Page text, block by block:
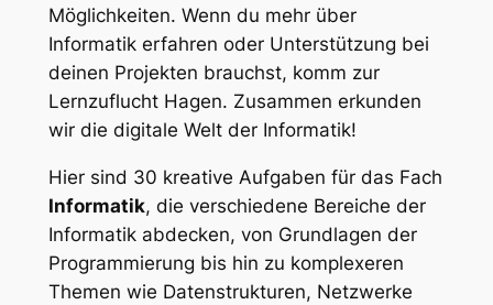
Möglichkeiten. Wenn du mehr über
Informatik erfahren oder Unterstützung bei
deinen Projekten brauchst, komm zur
Lernzuflucht Hagen. Zusammen erkunden
wir die digitale Welt der Informatik!
Hier sind 30 kreative Aufgaben für das Fach
Informatik, die verschiedene Bereiche der
Informatik abdecken, von Grundlagen der
Programmierung bis hin zu komplexeren
Themen wie Datenstrukturen, Netzwerke